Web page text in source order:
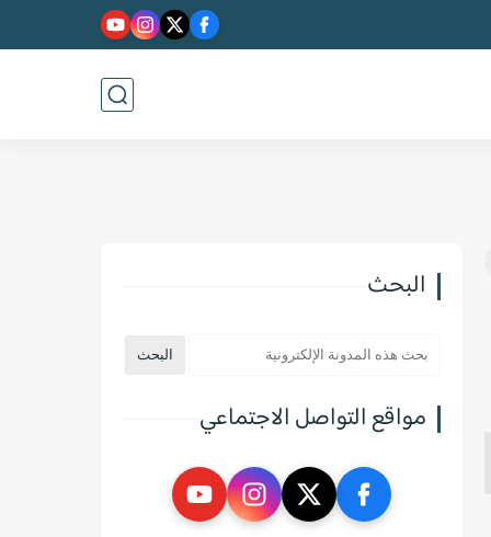
البحث
مواقع التواصل الاجتماعي